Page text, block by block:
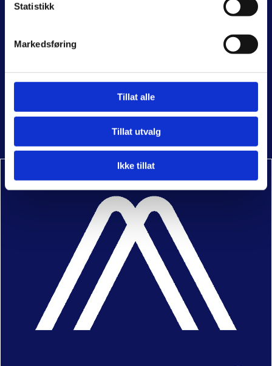
Statistikk
Markedsføring
Tillat alle
Tillat utvalg
Ikke tillat
Policier